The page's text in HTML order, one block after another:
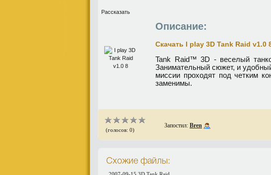
Рассказать
Описание:
Скачать I play 3D Tank Raid v1.0
Tank Raid™ 3D - веселый
Занимательный сюжет, и
миссии проходят под четким
заменимы.
(голосов: 0)
Запостил: Bren
Схожие файлы: